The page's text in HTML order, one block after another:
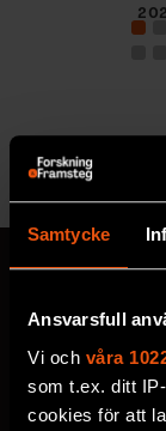
Samtycke
Ansvarsfull
Vi och våra
som t.ex. ditt
cookies för att
MISSA ALDRIG